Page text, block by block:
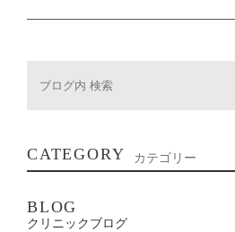
CATEGORY カテゴリー
BLOG
クリニックブログ